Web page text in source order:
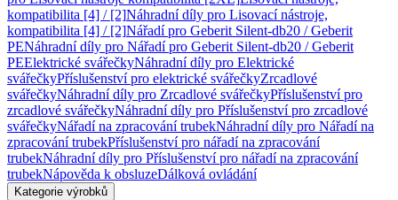
kompatibilita [4] / [2]Náhradní díly pro Lisovací nástroje,
kompatibilita [4] / [2]Nářadí pro Geberit Silent-db20 / Geberit
PENáhradní díly pro Nářadí pro Geberit Silent-db20 / Geberit
PEElektrické svářečkyNáhradní díly pro Elektrické
svářečkyPříslušenství pro elektrické svářečkyZrcadlové
svářečkyNáhradní díly pro Zrcadlové svářečkyPříslušenství pro
zrcadlové svářečkyNáhradní díly pro Příslušenství pro zrcadlové
svářečkyNářadí na zpracování trubekNáhradní díly pro Nářadí na
zpracování trubekPříslušenství pro nářadí na zpracování
trubekNáhradní díly pro Příslušenství pro nářadí na zpracování
trubekNápověda k obsluzeDálková ovládání
Kategorie výrobků